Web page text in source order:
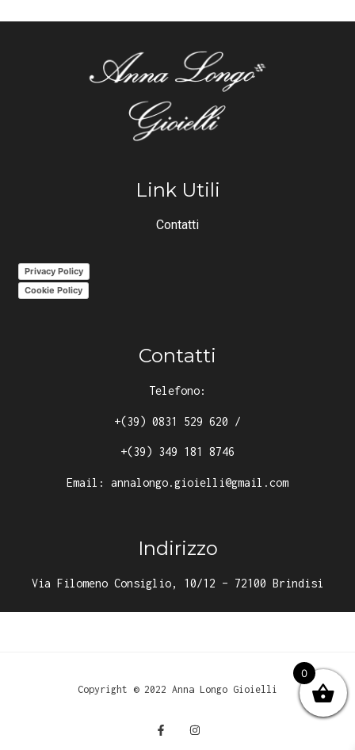
Link Utili
Contatti
Privacy Policy
Cookie Policy
Contatti
Telefono:
+(39) 0831 529 620 /
+(39) 349 181 8746
Email: annalongo.gioielli@gmail.com
Indirizzo
Via Filomeno Consiglio, 10/12 – 72100 Brindisi
Copyright © 2022 Anna Longo Gioielli
0